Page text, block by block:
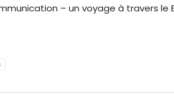
– un voyage à travers le